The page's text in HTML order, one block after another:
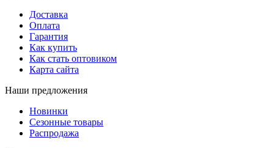
Доставка
Оплата
Гарантия
Как купить
Как стать оптовиком
Карта сайта
Наши предложения
Новинки
Сезонные товары
Распродажа